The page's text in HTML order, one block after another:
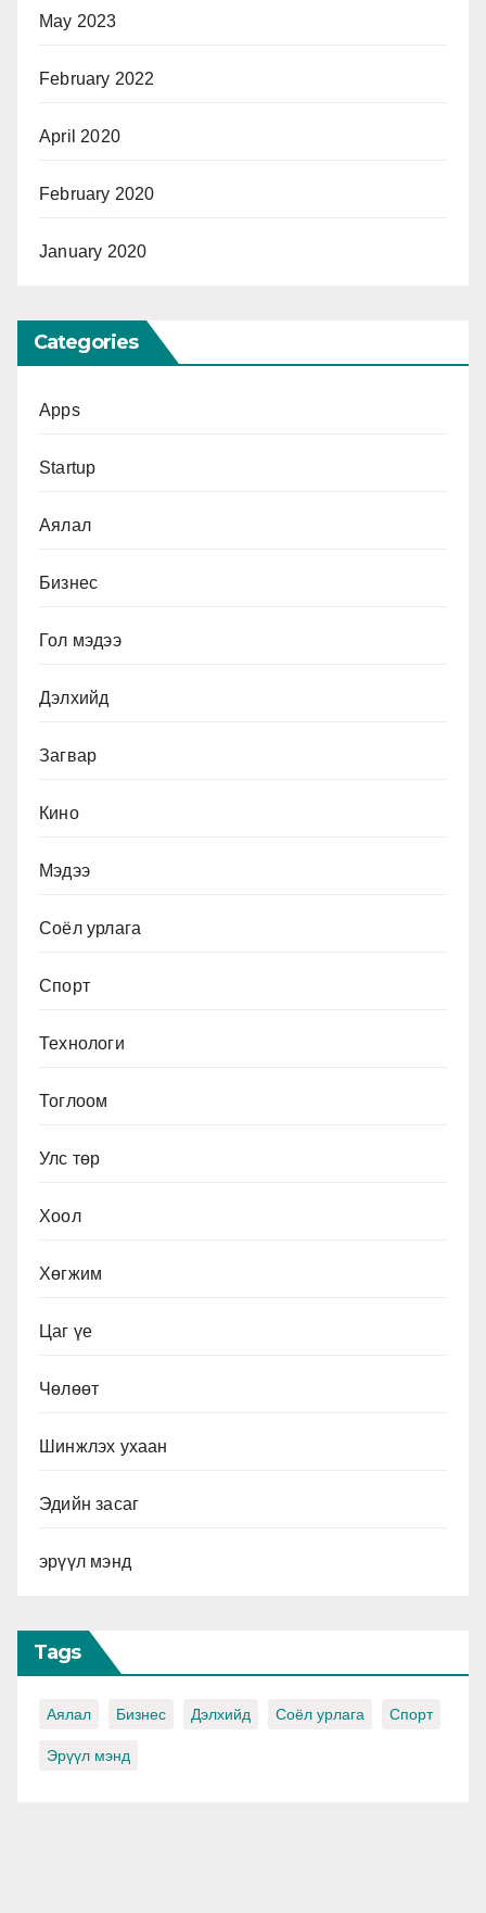
May 2023
February 2022
April 2020
February 2020
January 2020
Categories
Apps
Startup
Аялал
Бизнес
Гол мэдээ
Дэлхийд
Загвар
Кино
Мэдээ
Соёл урлага
Спорт
Технологи
Тоглоом
Улс төр
Хоол
Хөгжим
Цаг үе
Чөлөөт
Шинжлэх ухаан
Эдийн засаг
эрүүл мэнд
Tags
Аялал Бизнес Дэлхийд Соёл урлага Спорт
Эрүүл мэнд